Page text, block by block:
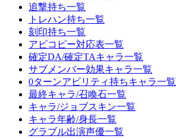
追撃持ち一覧
トレハン持ち一覧
刻印持ち一覧
アビコピー対応表一覧
確定DA/確定TAキャラ一覧
サブメンバー効果キャラ一覧
0ターンアビリティ持ちキャラ一覧
最終キャラ/召喚石一覧
キャラ/ジョブスキン一覧
キャラ年齢/身長一覧
グラブル出演声優一覧